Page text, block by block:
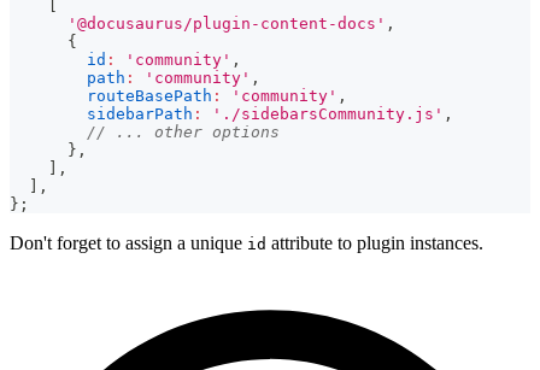
'@docusaurus/plugin-content-docs' ,
{
id : 'community' ,
path : 'community' ,
routeBasePath : 'community' ,
sidebarPath : './sidebarsCommunity.js' ,
// ... other options
} ,
,
,
} ;
Don't forget to assign a unique id attribute to plugin instances.